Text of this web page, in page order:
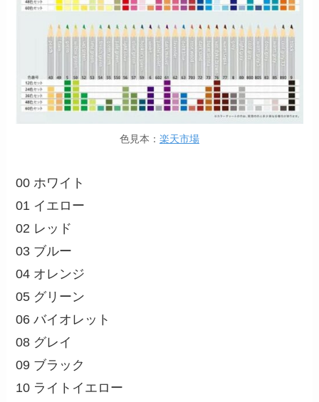
色見本： 楽天市場
00 ホワイト
01 イエロー
02 レッド
03 ブルー
04 オレンジ
05 グリーン
06 バイオレット
08 グレイ
09 ブラック
10 ライトイエロー